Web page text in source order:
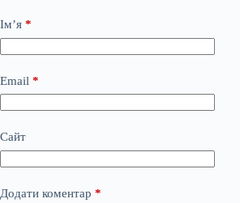
Ім’я *
Email *
Сайт
Додати коментар *